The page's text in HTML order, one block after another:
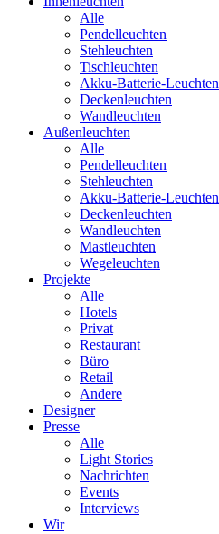
Alle
Pendelleuchten
Stehleuchten
Tischleuchten
Akku-Batterie-Leuchten
Deckenleuchten
Wandleuchten
Außenleuchten
Alle
Pendelleuchten
Stehleuchten
Akku-Batterie-Leuchten
Deckenleuchten
Wandleuchten
Mastleuchten
Wegeleuchten
Projekte
Alle
Hotels
Privat
Restaurant
Büro
Retail
Andere
Designer
Presse
Alle
Light Stories
Nachrichten
Events
Interviews
Wir